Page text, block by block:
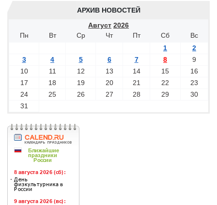
АРХИВ НОВОСТЕЙ
Август 2026
Пн
Вт Ср Чт Пт Сб
Вс
1
2
3
4 5 6 7 8
9
10
11 12 13 14 15
16
17
18 19 20 21 22
23
24
25 26 27 28 29
30
31